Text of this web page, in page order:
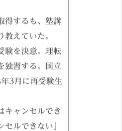
得するも、塾講
教えていた。
験を決意。理転
独習する。国立
3月に再受験生
キャンセルでき
セルできない」